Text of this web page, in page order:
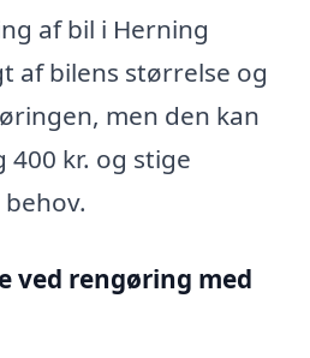
af bil i Herning
af bilens størrelse og
men den kan
kr. og stige
ved rengøring med